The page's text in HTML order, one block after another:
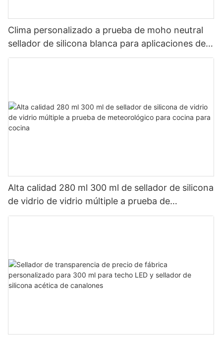
Clima personalizado a prueba de moho neutral
sellador de silicona blanca para aplicaciones de
baño de cocina
Alta calidad 280 ml 300 ml de sellador de silicona
de vidrio de vidrio múltiple a prueba de
meteorológico para cocina para cocina